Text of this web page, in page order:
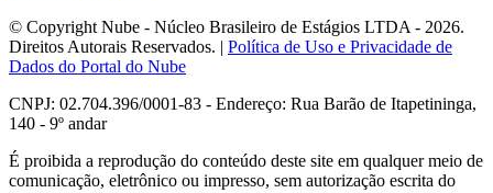
© Copyright Nube - Núcleo Brasileiro de Estágios LTDA - 2026.
Direitos Autorais Reservados. | Política de Uso e Privacidade de
Dados do Portal do Nube
CNPJ: 02.704.396/0001-83 - Endereço: Rua Barão de Itapetininga,
140 - 9º andar
É proibida a reprodução do conteúdo deste site em qualquer meio de
comunicação, eletrônico ou impresso, sem autorização escrita do